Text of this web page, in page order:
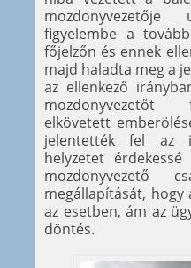
figyelembe a
főjelzőn és ennek
majd haladta meg a
az ellenkező
mozdonyvezetőt
elkövetett
jelentették fel az
helyzetet
mozdonyvezető
megállapítását, hogy
az esetben, ám az
döntés.